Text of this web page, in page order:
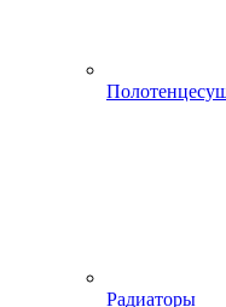
Радиаторы